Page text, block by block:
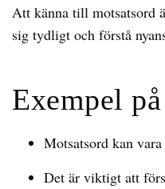
Att känna till motsatsord
sig tydligt och förstå
Exempel
Motsatsord kan
Det är viktigt att